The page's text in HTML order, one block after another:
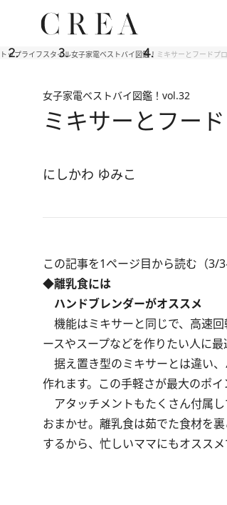
トップライフスタイル女子家電ベストバイ図鑑！ ミキサーとフードプ
女子家電ベストバイ図鑑！ vol.32
ミキサーとフー
にしかわ ゆみこ
この記事を1ページ目から読む（3/3
◆離乳食には
ハンドブレンダーがオススメ
機能はミキサーと同じで、高速
ースやスープなどを作りたい人に最
据え置き型のミキサーとは違い
作れます。この手軽さが最大のポイ
アタッチメントもたくさん付属
おまかせ。離乳食は茹でた食材を
するから、忙しいママにもオススメ